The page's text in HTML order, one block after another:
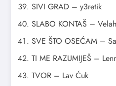
SIVI GRAD – y3retik
SLABO KONTAŠ –
SVE ŠTO OSEĆAM –
TI ME RAZUMIJEŠ –
TVOR – Lav Ćuk